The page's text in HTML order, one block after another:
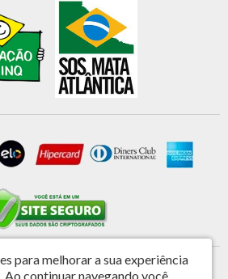
Ltda - CNPJ: 46.572.808/0001-44
para melhorar a sua experiência
Ao continuar navegando você